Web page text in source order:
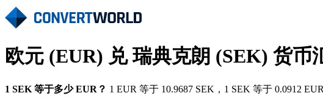
欧元 (EUR) 兑 瑞典克朗 (SEK) 货币
1 SEK 等于多少 EUR？ 1 EUR 等于 10.9687 SEK，1 SEK 等于 0.0912